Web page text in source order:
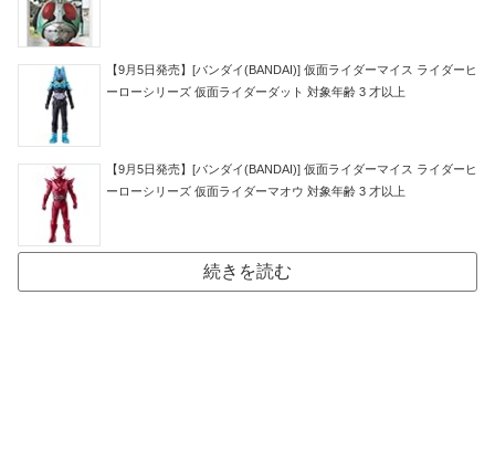
【9月5日発売】[バンダイ(BANDAI)] 仮面ライダーマイス ライダーヒ
ーローシリーズ 仮面ライダーダット 対象年齢 3 才以上
【9月5日発売】[バンダイ(BANDAI)] 仮面ライダーマイス ライダーヒ
ーローシリーズ 仮面ライダーマオウ 対象年齢 3 才以上
続きを読む